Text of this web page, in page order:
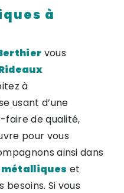
vous
à
usant d’une
faire de qualité,
pour vous
ainsi dans
métalliques et
besoins. Si vous